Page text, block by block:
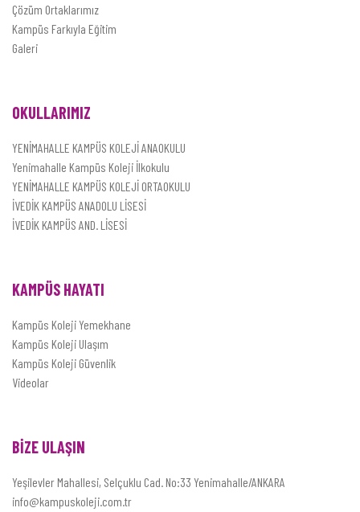
Çözüm Ortaklarımız
Kampüs Farkıyla Eğitim
Galeri
OKULLARIMIZ
YENİMAHALLE KAMPÜS KOLEJİ ANAOKULU
Yenimahalle Kampüs Koleji İlkokulu
YENİMAHALLE KAMPÜS KOLEJİ ORTAOKULU
İVEDİK KAMPÜS ANADOLU LİSESİ
İVEDİK KAMPÜS AND. LİSESİ
KAMPÜS HAYATI
Kampüs Koleji Yemekhane
Kampüs Koleji Ulaşım
Kampüs Koleji Güvenlik
Videolar
BİZE ULAŞIN
Yeşilevler Mahallesi, Selçuklu Cad. No:33 Yenimahalle/ANKARA
info@kampuskoleji.com.tr